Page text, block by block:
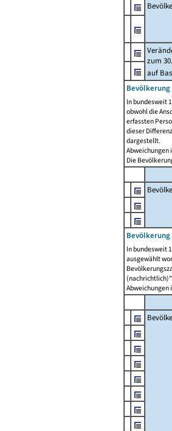
zum
auf
Bevölkerung
In bundesweit
obwohl die
erfassten
dieser
dargestellt.
Abweichungen
Die
In bundesweit
ausgewählt
Abweichungen